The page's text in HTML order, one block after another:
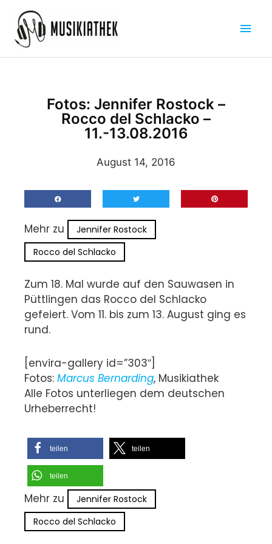
Inhalt
springen
Fotos: Jennifer Rostock –
Rocco del Schlacko –
11.-13.08.2016
August 14, 2016
Mehr zu
Jennifer Rostock
Rocco del Schlacko
Zum 18. Mal wurde auf den Sauwasen in
Püttlingen das Rocco del Schlacko
gefeiert. Vom 11. bis zum 13. August ging es
rund.
[envira-gallery id=”303″]
Fotos: Marcus Bernarding, Musikiathek
Alle Fotos unterliegen dem deutschen
Urheberrecht!
teilen teilen
teilen
Mehr zu
Jennifer Rostock
Rocco del Schlacko